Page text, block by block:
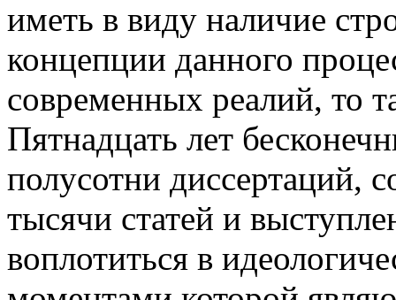
иметь в виду наличие
концепции данного
современных реалий, то
Пятнадцать лет
полусотни диссертаций,
тысячи статей и
воплотиться в